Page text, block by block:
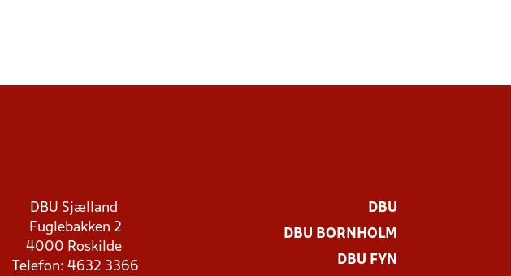
DBU Sjælland
Fuglebakken 2
4000 Roskilde
Telefon: 4632 3366
DBU
DBU BORNHOLM
DBU FYN